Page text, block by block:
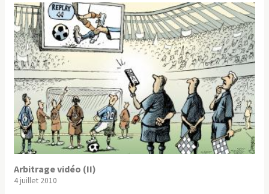
Arbitrage vidéo (II)
4 juillet 2010